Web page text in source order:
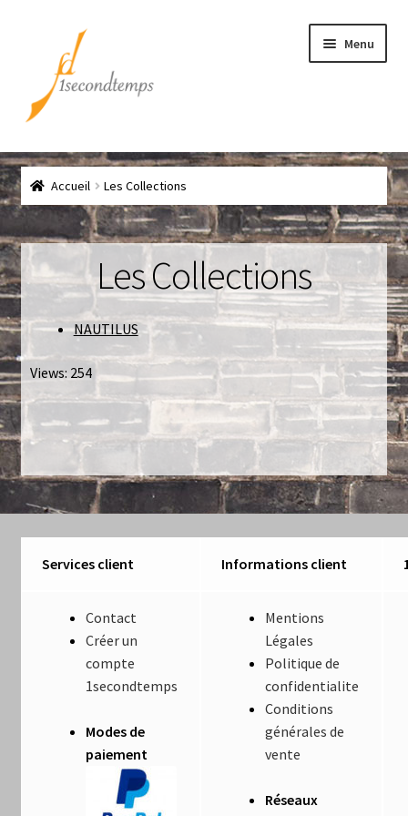
navigation
contenu
Menu
Accueil
Chef
CLICK & COLLECT
Conditions générales de vente
Contact
Couteaux
Créations sur commande
D’autres créations
Fourchette
La philosophie
Lampe à poser
Accueil Les Collections
Les Collections
NAUTILUS
Views: 254
Services client Informations client
Contact
Créer un
compte
1secondtemps
Modes de
paiement
Mentions
Légales
Politique de
confidentialite
Conditions
générales de
vente
Réseaux